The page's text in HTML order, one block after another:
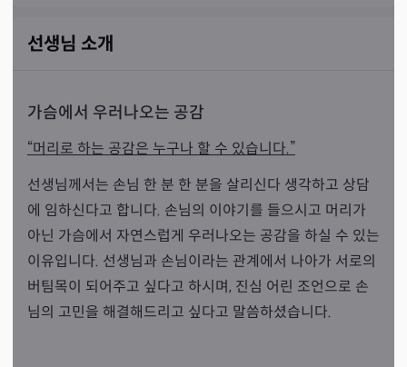
선생님 소개
가슴에서 우러나오는 공감
“머리로 하는 공감은 누구나 할 수 있습니다.”
선생님께서는 손님 한 분 한 분을 살리신다 생각하고 상담
에 임하신다고 합니다. 손님의 이야기를 들으시고 머리가
아닌 가슴에서 자연스럽게 우러나오는 공감을 하실 수 있는
이유입니다. 선생님과 손님이라는 관계에서 나아가 서로의
버팀목이 되어주고 싶다고 하시며, 진심 어린 조언으로 손
님의 고민을 해결해드리고 싶다고 말씀하셨습니다.